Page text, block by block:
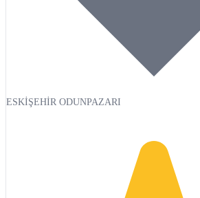
ESKİŞEHİR ODUNPAZARI